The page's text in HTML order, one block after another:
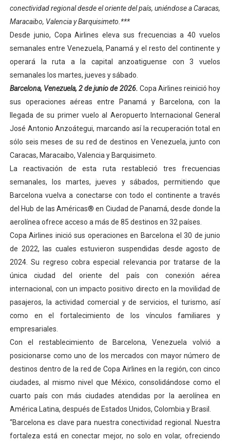
Campo Elías avanza con plan de asfaltado
Encuentro estadal fortalece la coordinación de
Gobernador Arnaldo Sánchez apadrina a más de 993
Plan Quirúrgico Regional llega a Pueblo Llano con la
conectividad regional desde el oriente del país, uniéndose a Caracas,
Maracaibo, Valencia y Barquisimeto.***
Desde junio, Copa Airlines eleva sus frecuencias a 40 vuelos
semanales entre Venezuela, Panamá y el resto del continente y
operará la ruta a la capital anzoatiguense con 3 vuelos
semanales los martes, jueves y sábado.
Barcelona, Venezuela, 2 de junio de 2026. Copa Airlines reinició hoy
sus operaciones aéreas entre Panamá y Barcelona, con la
llegada de su primer vuelo al Aeropuerto Internacional General
José Antonio Anzoátegui, marcando así la recuperación total en
sólo seis meses de su red de destinos en Venezuela, junto con
Caracas, Maracaibo, Valencia y Barquisimeto.
La reactivación de esta ruta restableció tres frecuencias
semanales, los martes, jueves y sábados, permitiendo que
Barcelona vuelva a conectarse con todo el continente a través
del Hub de las Américas® en Ciudad de Panamá, desde donde la
aerolínea ofrece acceso a más de 85 destinos en 32 países.
Copa Airlines inició sus operaciones en Barcelona el 30 de junio
de 2022, las cuales estuvieron suspendidas desde agosto de
2024. Su regreso cobra especial relevancia por tratarse de la
única ciudad del oriente del país con conexión aérea
internacional, con un impacto positivo directo en la movilidad de
pasajeros, la actividad comercial y de servicios, el turismo, así
como en el fortalecimiento de los vínculos familiares y
empresariales.
Con el restablecimiento de Barcelona, Venezuela volvió a
posicionarse como uno de los mercados con mayor número de
destinos dentro de la red de Copa Airlines en la región, con cinco
ciudades, al mismo nivel que México, consolidándose como el
cuarto país con más ciudades atendidas por la aerolínea en
América Latina, después de Estados Unidos, Colombia y Brasil.
“Barcelona es clave para nuestra conectividad regional. Nuestra
fortaleza está en conectar mejor, no solo en volar, ofreciendo